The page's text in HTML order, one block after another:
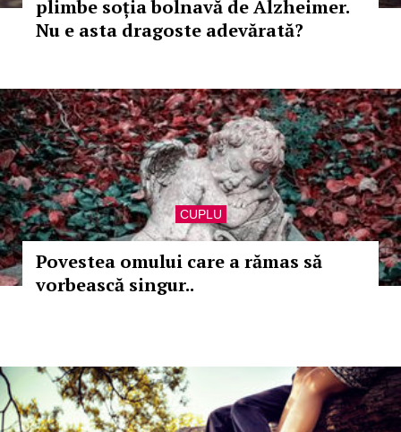
plimbe soția bolnavă de Alzheimer.
Nu e asta dragoste adevărată?
CUPLU
Povestea omului care a rămas să
vorbească singur..